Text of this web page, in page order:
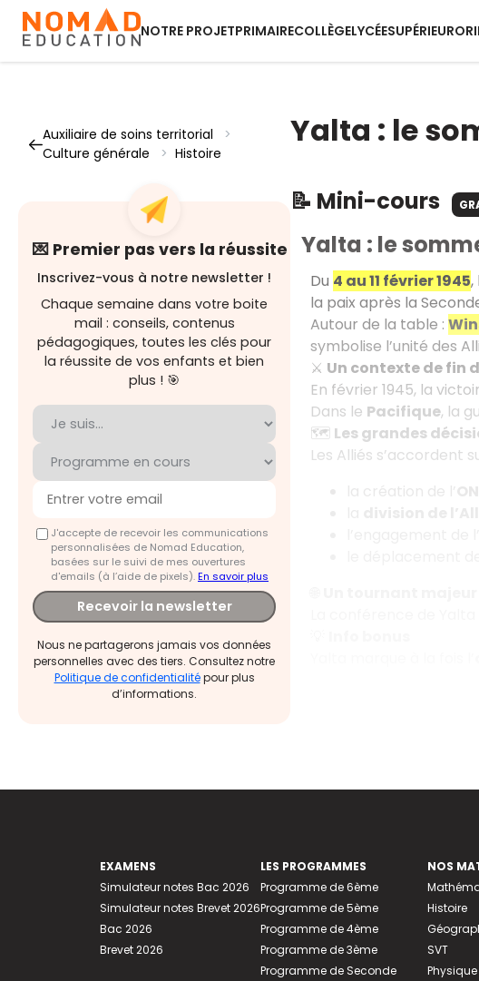
NOTRE PROJETPRIMAIRECOLLÈGELYCÉESUPÉRIEUR
Auxiliaire de soins territorial
>
Culture générale
> Histoire
💌 Premier pas vers la réussite
Inscrivez-vous à notre newsletter !
Chaque semaine dans votre boite
mail : conseils, contenus
pédagogiques, toutes les clés pour
la réussite de vos enfants et bien
plus ! 🎯
J'accepte de recevoir les communications
personnalisées de Nomad Education,
basées sur le suivi de mes ouvertures
d'emails (à l’aide de pixels).En savoir plus
Recevoir la newsletter
Nous ne partagerons jamais vos données
personnelles avec des tiers. Consultez notre
Politique de confidentialitépour plus
d’informations.
Yalta : le
📝 Mini-cours
Yalta : le
Du 4 au 11 février 1945,
la paix après la
Autour de la table :
symbolise l’unité des
⚔️ Un contexte de fin
En février 1945, la
Dans le Pacifique, la
🗺️ Les grandes
Les Alliés s’accordent
la création de l’
EXAMENS
Simulateur notes Bac 2026
Simulateur notes Brevet 2026
Bac 2026
Brevet 2026
LES PROGRAMMES
Programme de 6ème
Programme de 5ème
Programme de 4ème
Programme de 3ème
Programme de Seconde
NOS
Histoire
SVT